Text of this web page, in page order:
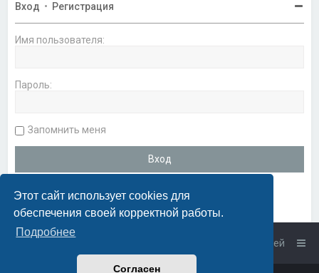
Этот сайт использует cookies для
обеспечения своей корректной работы.
Подробнее
Согласен
Вход • Регистрация
Имя пользователя:
Пароль:
Запомнить меня
Связаться с администрацией